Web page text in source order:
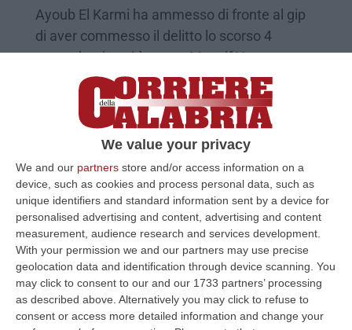
We value your privacy
We and our partners store and/or access information on a
device, such as cookies and process personal data, such as
unique identifiers and standard information sent by a device for
personalised advertising and content, advertising and content
measurement, audience research and services development.
With your permission we and our partners may use precise
geolocation data and identification through device scanning. You
may click to consent to our and our 1733 partners’ processing
as described above. Alternatively you may click to refuse to
consent or access more detailed information and change your
Ayoub El Karmi ha ammesso di fronte al gip
di aver commesso il delitto lo scorso 4
novembre in cui è morto Mansif Youness
Pubblicato il: 14/11/25 – 9:50
Rissa a Isola Capo Rizzuto e morte di